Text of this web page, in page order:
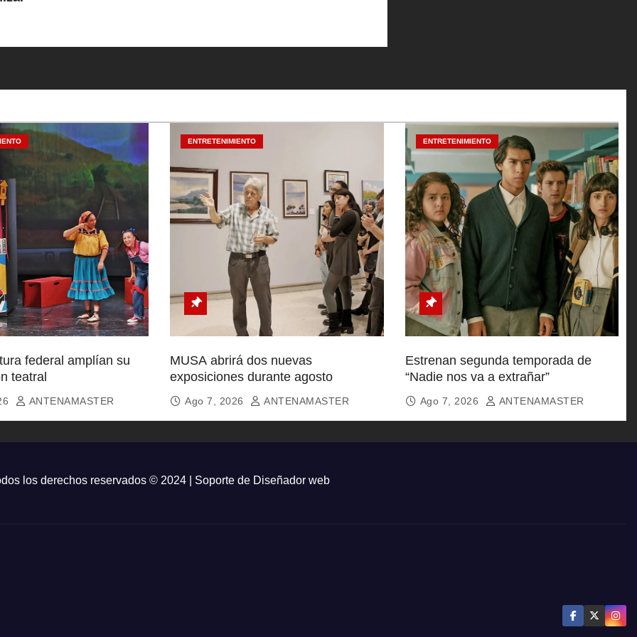
federal amplían su
teatral
ANTENAMASTER
ENTRETENIMIENTO
MUSA abrirá dos nuevas
exposiciones durante agosto
Ago 7, 2026 ANTENAMASTER
ENTRETENIMIENTO
Estrenan segunda temporada de
“Nadie nos va a extrañar”
Ago 7, 2026 ANTENAMASTER
los derechos reservados © 2024 | Soporte de Diseñador web